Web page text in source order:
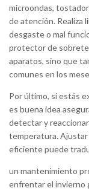
microondas,
de atención. Realiza
desgaste o mal
protector de
aparatos, sino que
comunes en los
Por último, si estás
es buena idea
detectar y
temperatura.
eficiente puede
un mantenimiento
enfrentar el invierno